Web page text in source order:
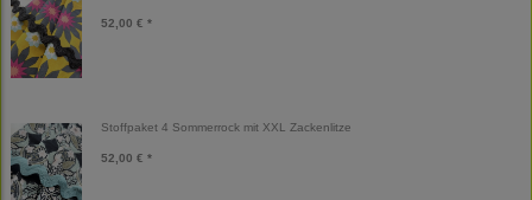
52,00 € *
Stoffpaket 4 Sommerrock mit XXL Zackenlitze
52,00 € *